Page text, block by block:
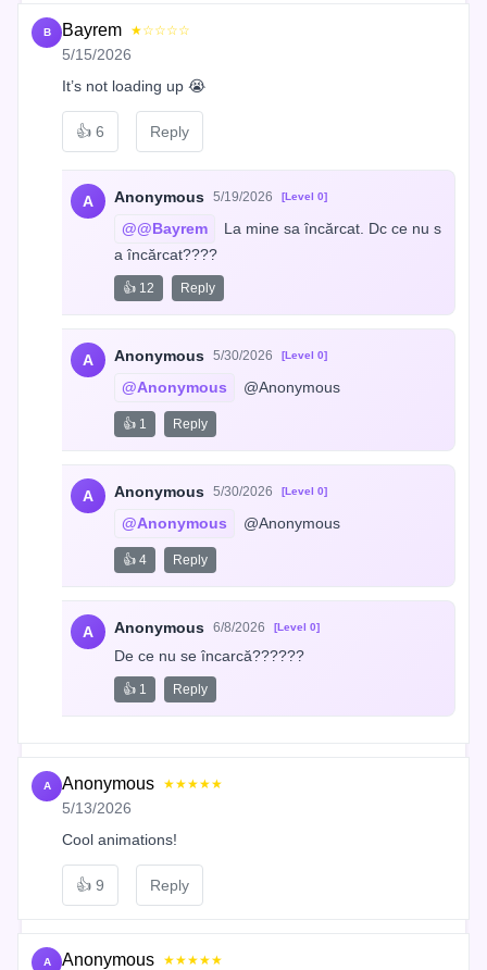
B Bayrem ★☆☆☆☆
5/15/2026
It’s not loading up 😭
👍 6 Reply
A Anonymous 5/19/2026 [Level 0]
@@Bayrem
La mine sa încărcat. Dc ce nu s
a încărcat????
👍 12 Reply
A Anonymous 5/30/2026 [Level 0]
@Anonymous @Anonymous
👍 1 Reply
A Anonymous 5/30/2026 [Level 0]
@Anonymous @Anonymous
👍 4 Reply
A Anonymous 6/8/2026 [Level 0]
De ce nu se încarcă??????
👍 1 Reply
A Anonymous ★★★★★
5/13/2026
Cool animations!
👍 9 Reply
A Anonymous ★★★★★